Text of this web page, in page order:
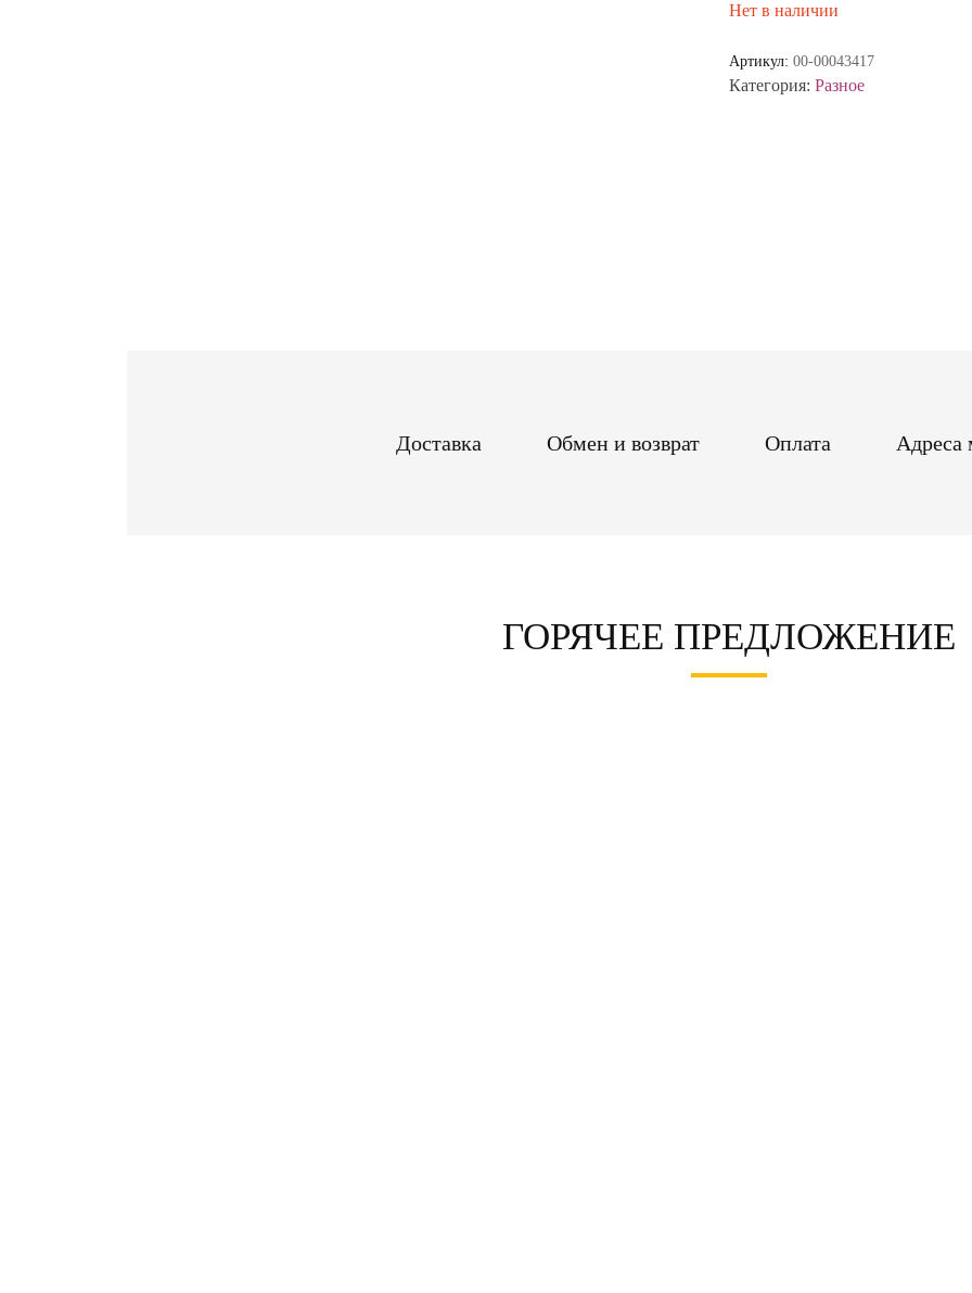
Нет в наличии
Артикул: 00-00043417
Категория: Разное
Доставка Обмен и возврат Оплата Адреса
ГОРЯЧЕЕ ПРЕДЛОЖЕНИЕ